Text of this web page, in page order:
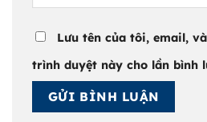
Lưu tên của tôi, email,
trình duyệt này cho lần bình